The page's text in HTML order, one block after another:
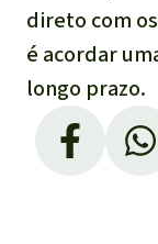
direto com
é acordar
longo prazo.